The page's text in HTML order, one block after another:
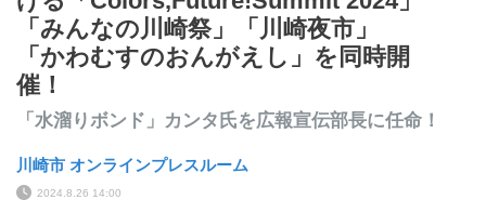
「みんなの川崎祭」「川崎夜市」
「かわむすのおんがえし」を同時開
催！
「水溜りボンド」カンタ氏を広報宣伝部長に任命！
川崎市 オンラインプレスルーム
2024.8.26 14:00